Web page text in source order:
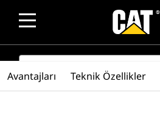
SEARCH
Avantajları Teknik Özellikler